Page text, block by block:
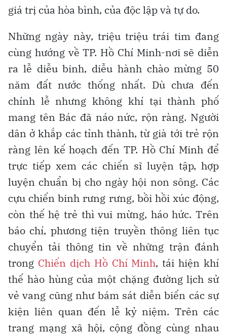
giá trị của hòa bình, của độc lập và tự do.
Những ngày này, triệu triệu trái tim đang
cùng hướng về TP. Hồ Chí Minh-nơi sẽ diễn
ra lễ diễu binh, diễu hành chào mừng 50
năm đất nước thống nhất. Dù chưa đến
chính lễ nhưng không khí tại thành phố
mang tên Bác đã náo nức, rộn ràng. Người
dân ở khắp các tỉnh thành, từ già tới trẻ rộn
ràng lên kế hoạch đến TP. Hồ Chí Minh để
trực tiếp xem các chiến sĩ luyện tập, hợp
luyện chuẩn bị cho ngày hội non sông. Các
cựu chiến binh rưng rưng, bồi hồi xúc động,
còn thế hệ trẻ thì vui mừng, háo hức. Trên
báo chí, phương tiện truyền thông liên tục
chuyển tải thông tin về những trận đánh
trong Chiến dịch Hồ Chí Minh, tái hiện khí
thế hào hùng của một chặng đường lịch sử
vẻ vang cũng như bám sát diễn biến các sự
kiện liên quan đến lễ kỷ niệm. Trên các
trang mạng xã hội, cộng đồng cùng nhau